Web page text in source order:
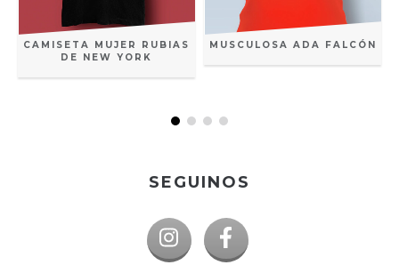
CAMISETA MUJER RUBIAS
DE NEW YORK
MUSCULOSA ADA FALCÓN
SEGUINOS